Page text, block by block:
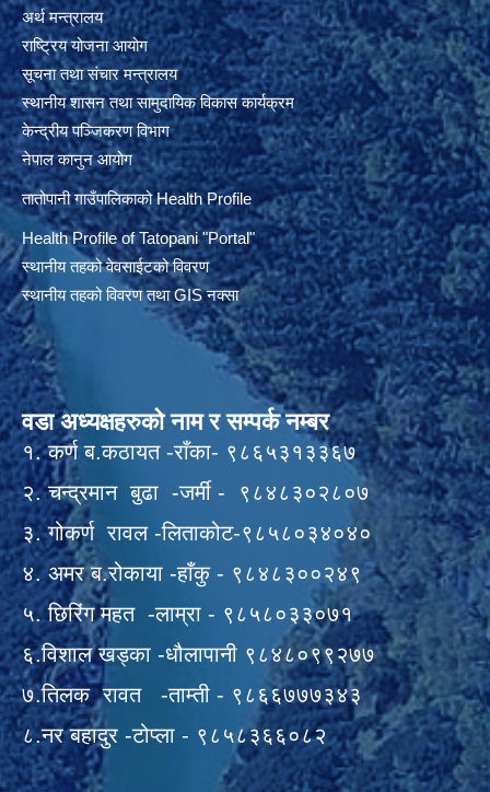
अर्थ मन्त्रालय
राष्ट्रिय योजना आयोग
सूचना तथा संचार मन्त्रालय
स्थानीय शासन तथा सामुदायिक विकास कार्यक्रम
केन्द्रीय पञ्जिकरण विभाग
नेपाल कानुन आयोग
तातोपानी गाउँपालिकाको Health Profile
Health Profile of Tatopani"Portal"
स्थानीय तहको वेवसाईटको विवरण
स्थानीय तहको विवरण तथा GIS नक्सा
वडा अध्यक्षहरुको नाम र सम्पर्क नम्बर
१. कर्ण ब.कठायत -राँका- ९८६५३१३३६७
२. चन्द्रमान बुढा -जर्मी - ९८४८३०२८०७
३. गोकर्ण रावल -लिताकोट-९८५८०३४०४०
४. अमर ब.रोकाया -हाँकु - ९८४८३००२४९
५. छिरिंग महत -लाम्रा - ९८५८०३३०७१
६.विशाल खड्का -धौलापानी ९८४८०९९२७७
७.तिलक रावत -ताम्ती - ९८६६७७७३४३
८.नर बहादुर -टोप्ला - ९८५८३६६०८२